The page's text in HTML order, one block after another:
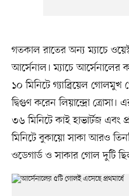
গতকাল রাতের অন্য ম্যাচে
আর্সেনাল। ম্যাচে আর্সেনালের
১০ মিনিটে গ্যাব্রিয়েল
দ্বিগুণ করেন লিয়ান্দ্রো ত্রোসা।
৩৬ মিনিটে কাই হাভার্টজ এবং
মিনিটে বুকায়ো সাকা আরও
ওডেগার্ড ও সাকার গোল দুটি